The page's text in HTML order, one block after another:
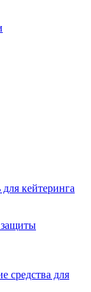
кейтеринга
для